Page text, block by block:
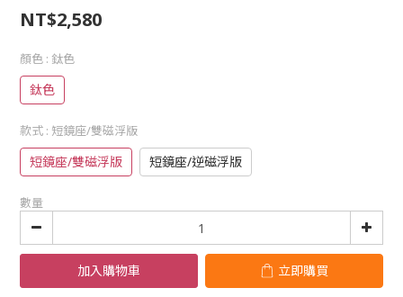
NT$2,580
顏色 : 鈦色
鈦色
款式 : 短鏡座/雙磁浮版
短鏡座/雙磁浮版 短鏡座/逆磁浮版
數量
加入購物車 立即購買